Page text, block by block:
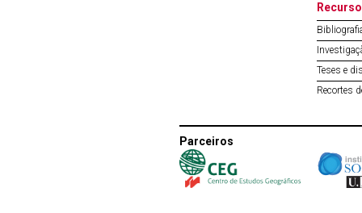
Teses e
Recortes
Parceiros